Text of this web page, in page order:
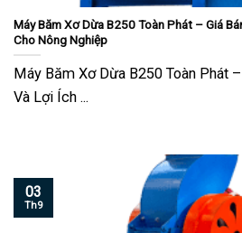
Máy Băm Xơ Dừa B250 Toàn Phát – Giá
Cho Nông Nghiệp
Máy Băm Xơ Dừa B250 Toàn Phát
Và Lợi Ích ...
03
Th9